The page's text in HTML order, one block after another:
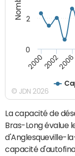
200020022006
0
2
© JDN 2026
La capacité de
Bras-Long évalue
d'Anglesqueville-
capacité